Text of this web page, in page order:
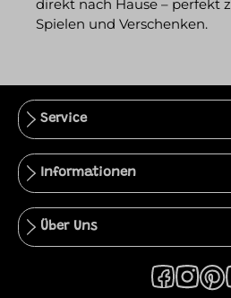
direkt nach Hause – perfekt
Spielen und Verschenken.
Service
Informationen
Über Uns